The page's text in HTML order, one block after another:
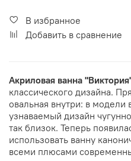
В избранное
Добавить в сравнение
Акриловая ванна
классического дизайна.
овальная внутри: в
узнаваемый дизайн
так близок. Теперь
использовать ванну
всеми плюсами